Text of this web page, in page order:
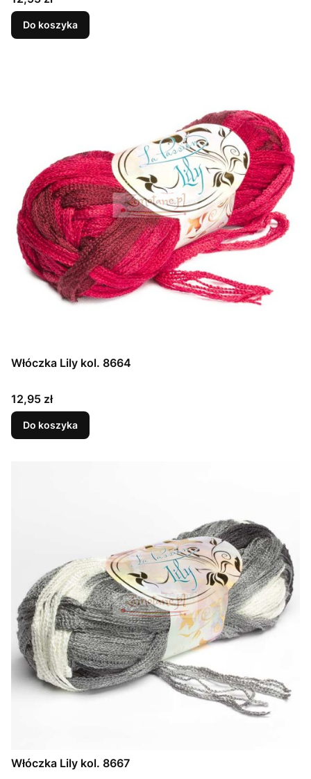
Do koszyka
Włóczka Lily kol. 8664
Cena
12,95 zł
Do koszyka
Włóczka Lily kol. 8667